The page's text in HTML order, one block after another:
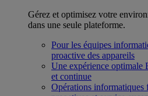
Gérez et optimisez votre
dans une seule plateforme.
Pour les équipes
proactive des appareils
Une expérience optimale
et continue
Opérations informatiques